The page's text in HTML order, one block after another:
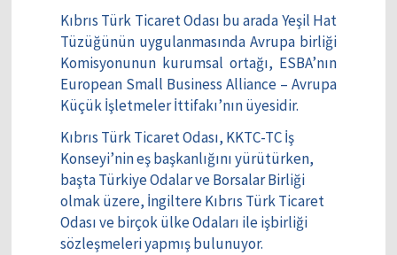
Kıbrıs Türk Ticaret Odası bu arada Yeşil Hat
Tüzüğünün uygulanmasında Avrupa birliği
Komisyonunun kurumsal ortağı, ESBA’nın
European Small Business Alliance – Avrupa
Küçük İşletmeler İttifakı’nın üyesidir.
Kıbrıs Türk Ticaret Odası, KKTC-TC İş
Konseyi’nin eş başkanlığını yürütürken,
başta Türkiye Odalar ve Borsalar Birliği
olmak üzere, İngiltere Kıbrıs Türk Ticaret
Odası ve birçok ülke Odaları ile işbirliği
sözleşmeleri yapmış bulunuyor.